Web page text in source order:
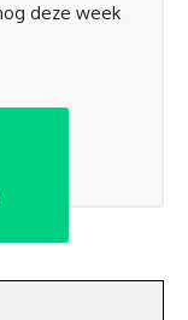
deze week